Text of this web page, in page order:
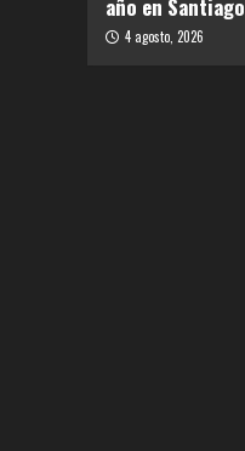
año en Santiago
4 agosto, 2026